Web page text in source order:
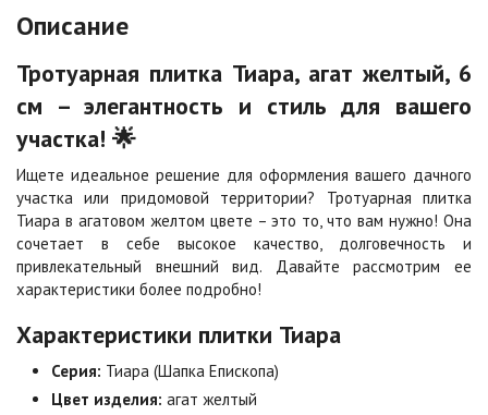
Цена по запросу Цена по запросу
Каир
Клинкер
Цена по запросу
Конго
Цена по запросу
Коричневая Красная
Описание
Тротуарная плитка Тиара, агат желтый, 6
см – элегантность и стиль для вашего
участка! 🌟
Ищете идеальное решение для оформления вашего дачного
участка или придомовой территории? Тротуарная плитка
Тиара в агатовом желтом цвете – это то, что вам нужно! Она
сочетает в себе высокое качество, долговечность и
привлекательный внешний вид. Давайте рассмотрим ее
характеристики более подробно!
Характеристики плитки Тиара
Серия: Тиара (Шапка Епископа)
Цвет изделия: агат желтый